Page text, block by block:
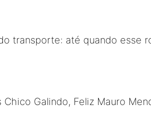
transporte: até quando esse
Chico Galindo, Feliz Mauro